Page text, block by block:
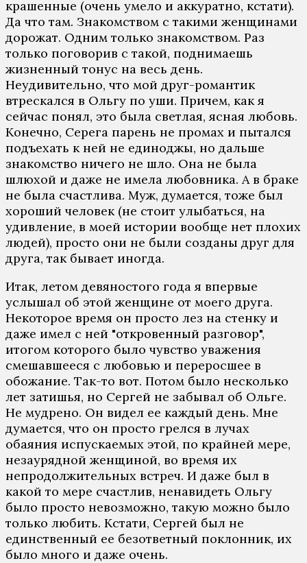
крашенные (очень умело и аккуратно, кстати).
Да что там. Знакомством с такими женщинами
дорожат. Одним только знакомством. Раз
только поговорив с такой, поднимаешь
жизненный тонус на весь день.
Неудивительно, что мой друг-романтик
втрескался в Ольгу по уши. Причем, как я
сейчас понял, это была светлая, ясная любовь.
Конечно, Серега парень не промах и пытался
подъехать к ней не единоджы, но дальше
знакомство ничего не шло. Она не была
шлюхой и даже не имела любовника. А в браке
не была счастлива. Муж, думается, тоже был
хороший человек (не стоит улыбаться, на
удивление, в моей истории вообще нет плохих
людей), просто они не были созданы друг для
друга, так бывает иногда.
Итак, летом девяностого года я впервые
услышал об этой женщине от моего друга.
Некоторое время он просто лез на стенку и
даже имел с ней "откровенный разговор",
итогом которого было чувство уважения
смешавшееся с любовью и переросшее в
обожание. Так-то вот. Потом было несколько
лет затишья, но Сергей не забывал об Ольге.
Не мудрено. Он видел ее каждый день. Мне
думается, что он просто грелся в лучах
обаяния испускаемых этой, по крайней мере,
незаурядной женщиной, во время их
непродолжительных встреч. И даже был в
какой то мере счастлив, ненавидеть Ольгу
было просто невозможно, такую можно было
только любить. Кстати, Сергей был не
единственный ее безответный поклонник, их
было много и даже очень.